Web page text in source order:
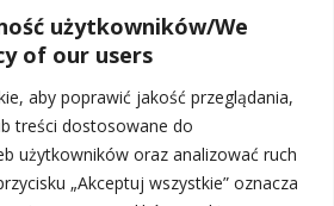
użytkowników/We
of our users
aby poprawić jakość przeglądania,
treści dostosowane do
użytkowników oraz analizować ruch
„Akceptuj wszystkie” oznacza
w Krakowie!
Stomatologii Dziecięcej
– podsumowanie Targów KRAKDENT®